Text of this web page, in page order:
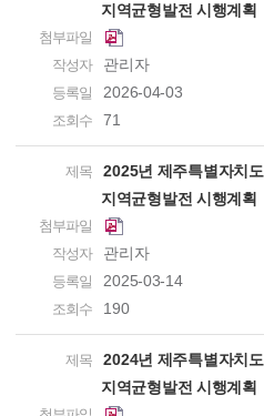
지역균형발전시행계획
관리자
2026-04-03
71
2025년제주특별자치도
지역균형발전시행계획
관리자
2025-03-14
190
2024년제주특별자치도
지역균형발전시행계획